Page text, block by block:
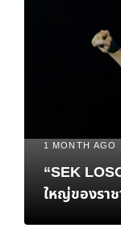
1 MONTH AGO
“SEK
ใหญ่ของรา